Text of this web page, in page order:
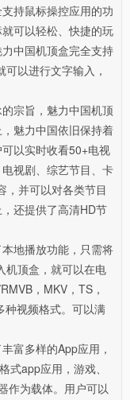
持鼠标操控应用的功
可以轻松、快捷的玩
中国机顶盒完全支持
以进行文字输入，
宗旨，魅力中国机顶
魅力中国依旧保持着
以实时收看50+电视
视剧、综艺节目、卡
，并可以对各类节目
还提供了高清HD节
地播放功能，只需将
机顶盒，就可以在电
，MKV，TS，
种视频格式。可以满
富多样的App应用，
式app应用，游戏、
作为载体。用户可以